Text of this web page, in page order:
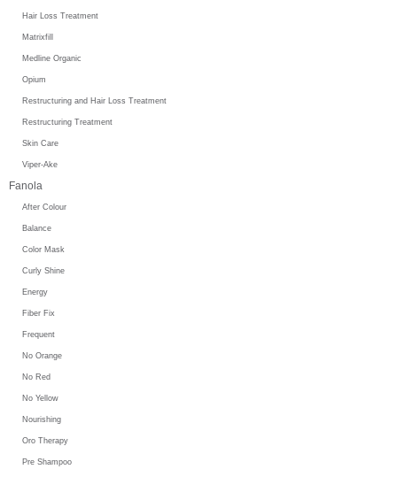
Hair Loss Treatment
Matrixfill
Medline Organic
Opium
Restructuring and Hair Loss Treatment
Restructuring Treatment
Skin Care
Viper-Ake
Fanola
After Colour
Balance
Color Mask
Curly Shine
Energy
Fiber Fix
Frequent
No Orange
No Red
No Yellow
Nourishing
Oro Therapy
Pre Shampoo